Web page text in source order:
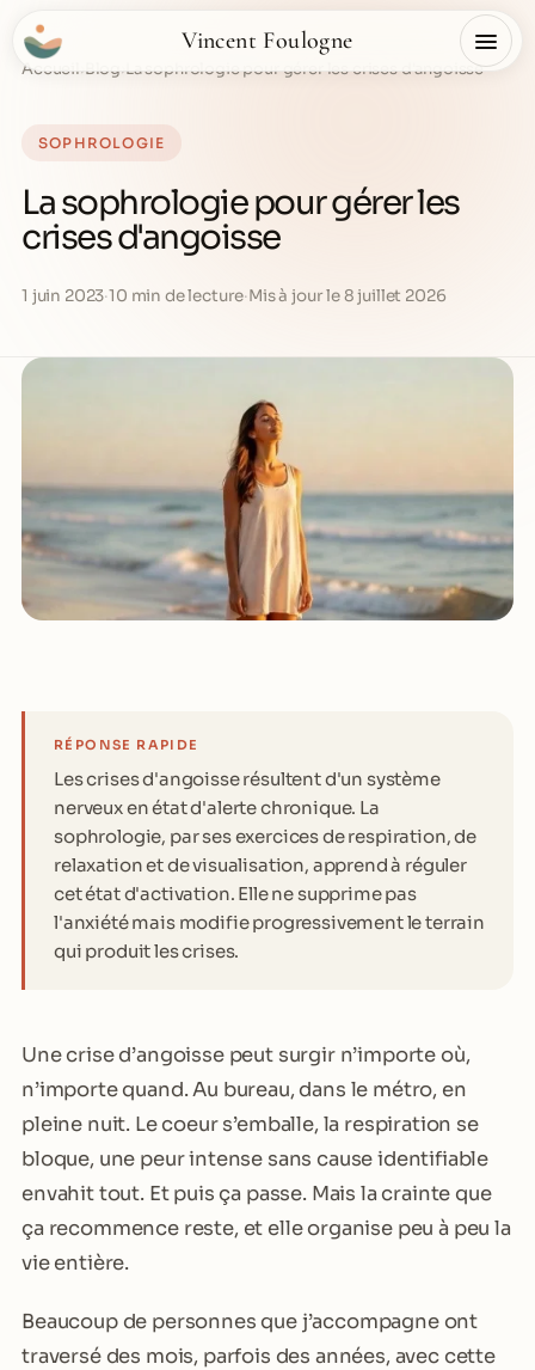
Vincent Foulogne
Accueil›Blog›La sophrologie pour gérer les crises d'angoisse
SOPHROLOGIE
La sophrologie pour gérer les
crises d'angoisse
1 juin 2023·10 min de lecture·Mis à jour le 8 juillet 2026
RÉPONSE RAPIDE
Les crises d'angoisse résultent d'un système
nerveux en état d'alerte chronique. La
sophrologie, par ses exercices de respiration, de
relaxation et de visualisation, apprend à réguler
cet état d'activation. Elle ne supprime pas
l'anxiété mais modifie progressivement le terrain
qui produit les crises.
Une crise d’angoisse peut surgir n’importe où,
n’importe quand. Au bureau, dans le métro, en
pleine nuit. Le coeur s’emballe, la respiration se
bloque, une peur intense sans cause identifiable
envahit tout. Et puis ça passe. Mais la crainte que
ça recommence reste, et elle organise peu à peu la
vie entière.
Beaucoup de personnes que j’accompagne ont
traversé des mois, parfois des années, avec cette